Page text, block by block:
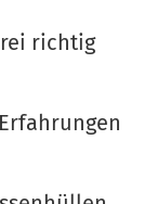
richtig